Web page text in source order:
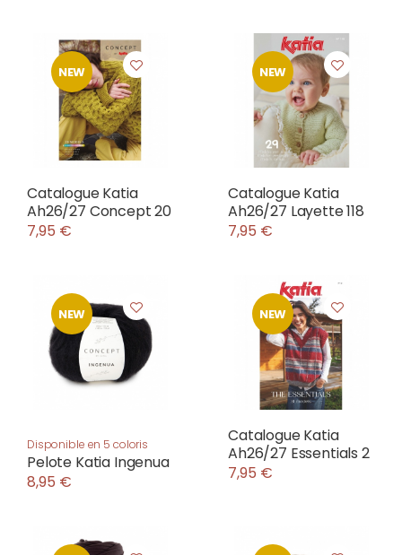
NEW
Catalogue Katia
Ah26/27 Concept 20
7,95 €
NEW
Catalogue Katia
Ah26/27 Layette 118
7,95 €
NEW
Disponible en 5 coloris
Pelote Katia Ingenua
8,95 €
NEW
Catalogue Katia
Ah26/27 Essentials 2
7,95 €